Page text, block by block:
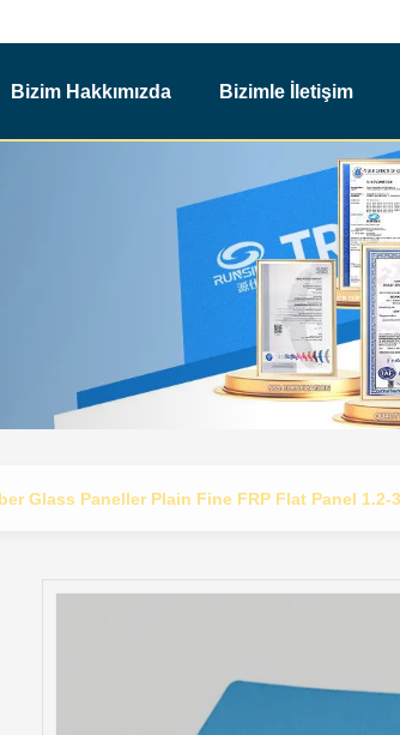
Bizim Hakkımızda Bizimle İletişim
Glass Paneller Plain Fine FRP Flat Panel 1.2-